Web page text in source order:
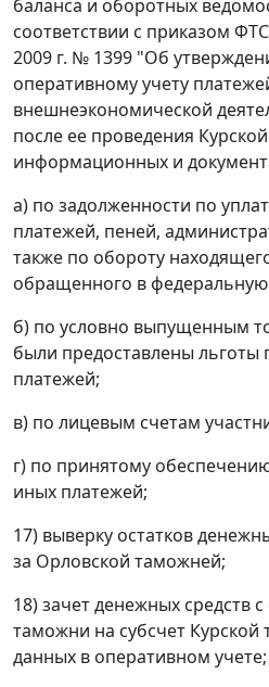
баланса и оборотных
соответствии с приказом
2009 г. № 1399 "Об
оперативному учету
внешнеэкономической
после ее проведения
информационных и
а) по задолженности по
платежей, пеней,
также по обороту
обращенного в федеральную
б) по условно выпущенным
были предоставлены льготы
платежей;
в) по лицевым счетам
г) по принятому
иных платежей;
17) выверку остатков
за Орловской таможней;
18) зачет денежных средств
таможни на субсчет
данных в оперативном учете;